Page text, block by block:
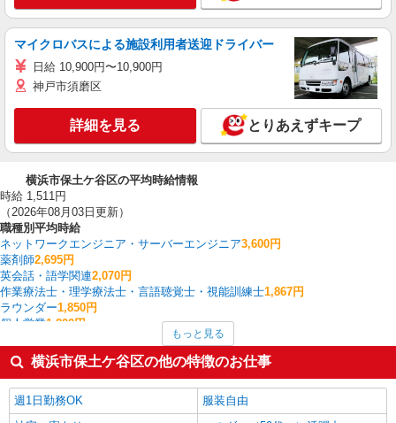
マイクロバスによる施設利用者送迎ドライバー
日給 10,900円〜10,900円
神戸市須磨区
詳細を見る とりあえずキープ
横浜市保土ケ谷区の平均時給情報
時給 1,511円
（2026年08月03日更新）
職種別平均時給
ネットワークエンジニア・サーバーエンジニア3,600円
薬剤師2,695円
英会話・語学関連2,070円
作業療法士・理学療法士・言語聴覚士・視能訓練士1,867円
ラウンダー1,850円
個人営業1,800円
家事代行1,700円
看護師・保健師・看護助手・助産師1,646円
その他販売・サービス1,635円
横浜市保土ケ谷区の他の職種の平均時給を見る
もっと見る
横浜市保土ケ谷区の他の特徴のお仕事
週1日勤務OK
服装自由